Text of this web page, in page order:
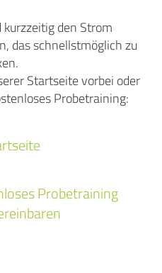
den Strom
das schnellstmöglich zu
Startseite vorbei oder
Probetraining:
Probetraining